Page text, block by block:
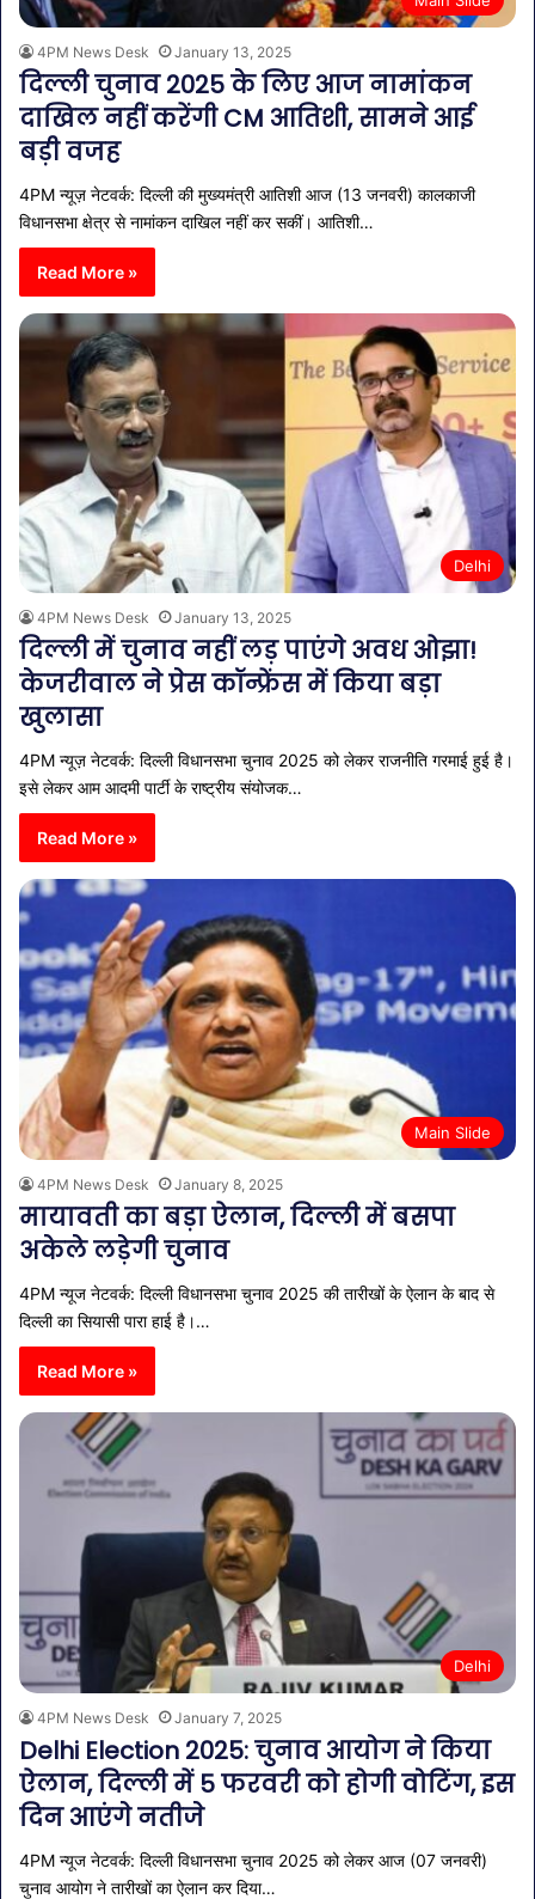
4PM News Desk January 13, 2025
दिल्ली चुनाव 2025 के लिए आज नामांकन
दाखिल नहीं करेंगी CM आतिशी, सामने आई
बड़ी वजह
4PM न्यूज़ नेटवर्क: दिल्ली की मुख्यमंत्री आतिशी आज (13 जनवरी) कालकाजी
विधानसभा क्षेत्र से नामांकन दाखिल नहीं कर सकीं। आतिशी…
Read More »
Delhi
4PM News Desk January 13, 2025
दिल्ली में चुनाव नहीं लड़ पाएंगे अवध ओझा!
केजरीवाल ने प्रेस कॉन्फ्रेंस में किया बड़ा
खुलासा
4PM न्यूज़ नेटवर्क: दिल्ली विधानसभा चुनाव 2025 को लेकर राजनीति गरमाई हुई है।
इसे लेकर आम आदमी पार्टी के राष्ट्रीय संयोजक…
Read More »
Main Slide
4PM News Desk January 8, 2025
मायावती का बड़ा ऐलान, दिल्ली में बसपा
अकेले लड़ेगी चुनाव
4PM न्यूज नेटवर्क: दिल्ली विधानसभा चुनाव 2025 की तारीखों के ऐलान के बाद से
दिल्ली का सियासी पारा हाई है।…
Read More »
Delhi
4PM News Desk January 7, 2025
Delhi Election 2025: चुनाव आयोग ने किया
ऐलान, दिल्ली में 5 फरवरी को होगी वोटिंग, इस
दिन आएंगे नतीजे
4PM न्यूज नेटवर्क: दिल्ली विधानसभा चुनाव 2025 को लेकर आज (07 जनवरी)
चुनाव आयोग ने तारीखों का ऐलान कर दिया…